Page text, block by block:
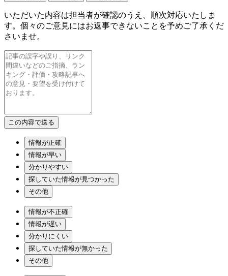
いただいた内容は担当者が確認のうえ、順次対応いたしま
す。個々のご意見にはお返事できないことを予めご了承くだ
さいませ。
情報が正確
情報が早い
分かりやすい
探していた情報が見つかった
その他
情報が不正確
情報が遅い
分かりにくい
探していた情報が無かった
その他